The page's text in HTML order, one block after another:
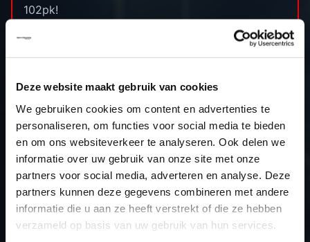
Deze website maakt gebruik van cookies
We gebruiken cookies om content en advertenties te
personaliseren, om functies voor social media te bieden
en om ons websiteverkeer te analyseren. Ook delen we
informatie over uw gebruik van onze site met onze
partners voor social media, adverteren en analyse. Deze
partners kunnen deze gegevens combineren met andere
informatie die u aan ze heeft verstrekt of die ze hebben
verzameld op basis van uw gebruik van hun services.
102pk!
Boring x slag: 80.0 x 84.0 (mm)
Compressieverhouding: 16.2 (:1)
Standaard vermogen: 102pk
Stage 1 vermogen: 155pk
Standaard koppel: 270nm
Stage 1 koppel: 360nm
Type ecu: Bosch MD1CS006